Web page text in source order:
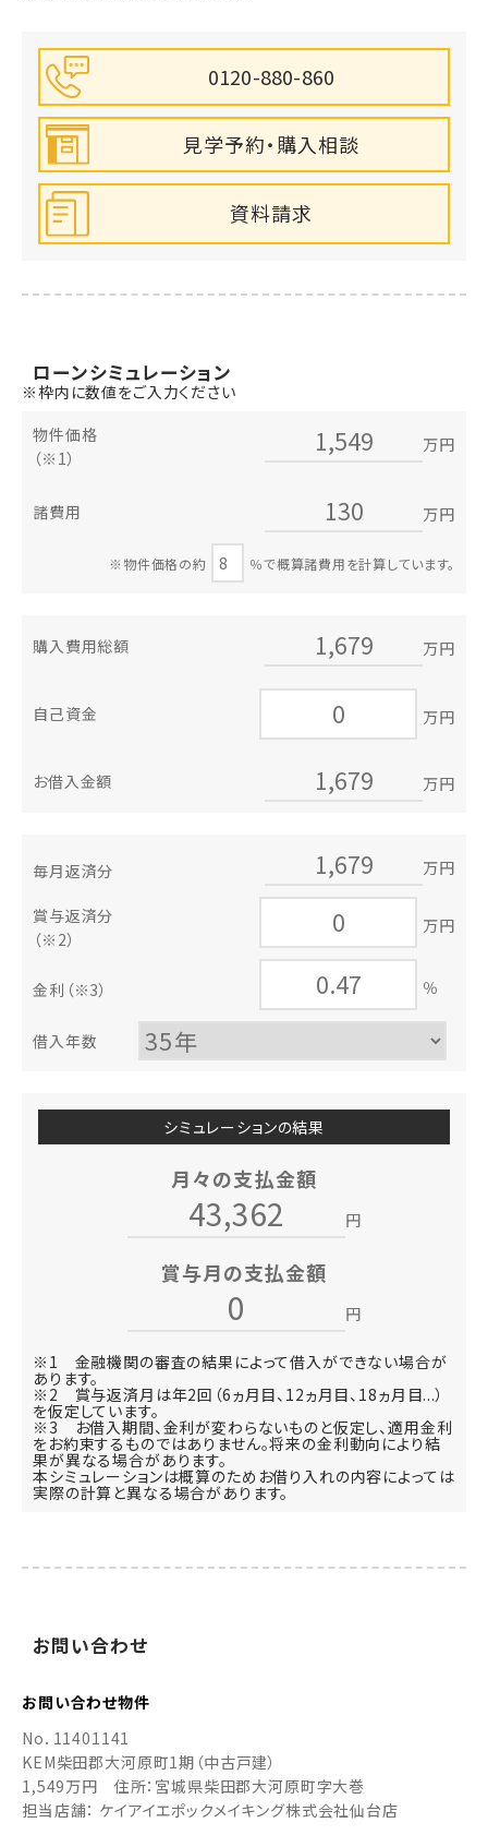
東青川公園(200m)
0120-880-860
見学予約・購入相談
資料請求
ローンシミュレーション
※枠内に数値をご入力ください
物件価格
（※1）
万円
諸費用 万円
※物件価格の約 ％で概算諸費用を計算しています。
購入費用総額 万円
自己資金 万円
お借入金額 万円
毎月返済分 万円
賞与返済分
（※2）
万円
金利 （※3） ％
借入年数
シミュレーションの結果
月々の支払金額
円
賞与月の支払金額
円
※1 金融機関の審査の結果によって借入ができない場合が
あります。
※2 賞与返済月は年2回（6ヵ月目、12ヵ月目、18ヵ月目...）
を仮定しています。
※3 お借入期間、金利が変わらないものと仮定し、適用金利
をお約束するものではありません。将来の金利動向により結
果が異なる場合があります。
本シミュレーションは概算のためお借り入れの内容によっては
実際の計算と異なる場合があります。
お問い合わせ
お問い合わせ物件
No． 11401141
KEM柴田郡大河原町1期（中古戸建）
1,549万円 住所：宮城県柴田郡大河原町字大巻
担当店舗： ケイアイエポックメイキング株式会社仙台店